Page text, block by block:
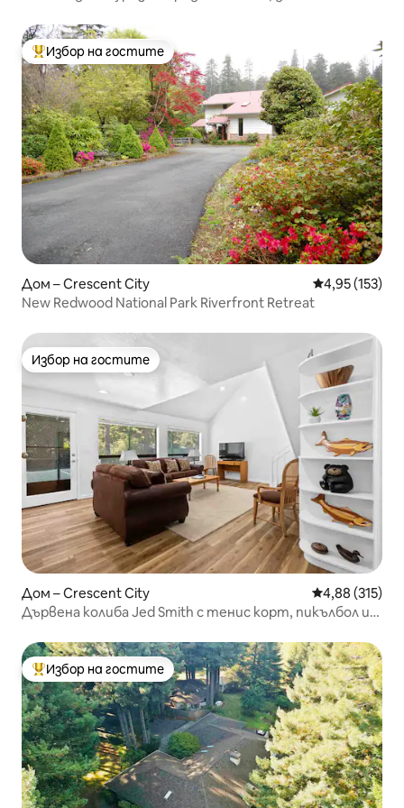
Най-популярен избор на гостите
Избор на гостите
Дом – Crescent City Средна
4,95 (153)
New Redwood National Park Riverfront Retreat
Избор на гостите
Избор на гостите
Дом – Crescent City Средна
4,88 (315)
Дървена колиба Jed Smith с тенис корт, пикълбол и
Най-популярен избор на гостите
Избор на гостите